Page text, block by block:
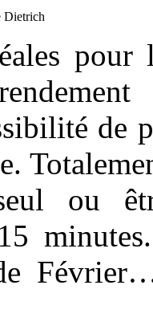
Dietrich
de
ou